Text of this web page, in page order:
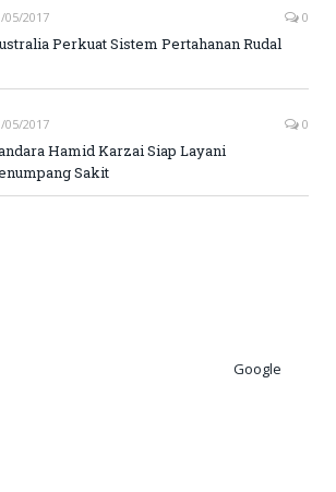
05/2017 0
Perkuat Sistem Pertahanan Rudal
05/2017 0
Hamid Karzai Siap Layani
Sakit
Google